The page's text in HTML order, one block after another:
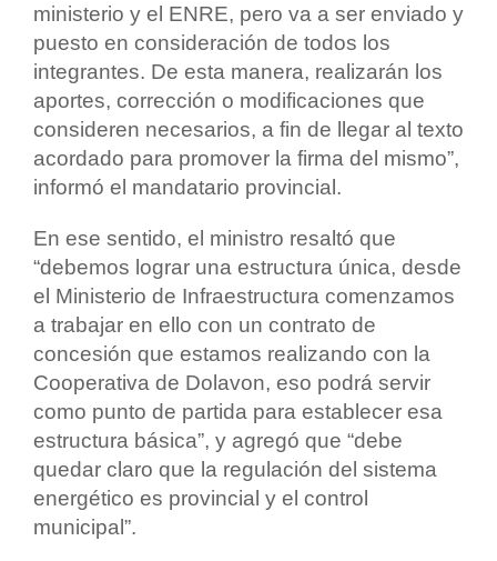
ministerio y el ENRE, pero va a ser enviado y
puesto en consideración de todos los
integrantes. De esta manera, realizarán los
aportes, corrección o modificaciones que
consideren necesarios, a fin de llegar al texto
acordado para promover la firma del mismo”,
informó el mandatario provincial.
En ese sentido, el ministro resaltó que
“debemos lograr una estructura única, desde
el Ministerio de Infraestructura comenzamos
a trabajar en ello con un contrato de
concesión que estamos realizando con la
Cooperativa de Dolavon, eso podrá servir
como punto de partida para establecer esa
estructura básica”, y agregó que “debe
quedar claro que la regulación del sistema
energético es provincial y el control
municipal”.